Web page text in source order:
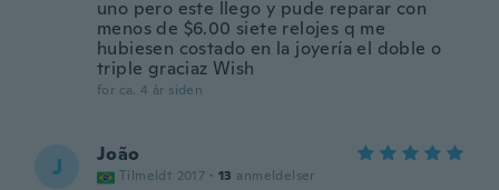
uno pero este llego y pude reparar con
menos de $6.00 siete relojes q me
hubiesen costado en la joyería el doble o
triple graciaz Wish
for ca. 4 år siden
J João
Tilmeldt 2017 · 13 anmeldelser